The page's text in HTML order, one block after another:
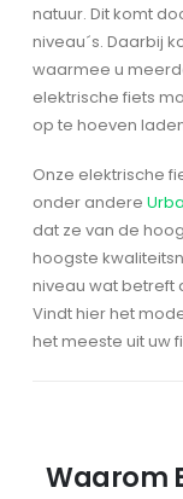
natuur. Dit komt
niveau´s. Daarbij
waarmee u
elektrische fiets
op te hoeven
Onze elektrische
onder andere
dat ze van de
hoogste
niveau wat betreft
Vindt hier het
het meeste uit uw
Waarom